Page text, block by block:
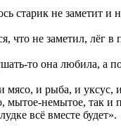
старик не заметит и
что не заметил, лёг
то она любила, а
мясо, и рыба, и уксус,
мытое-немытое, так
всё вместе будет».